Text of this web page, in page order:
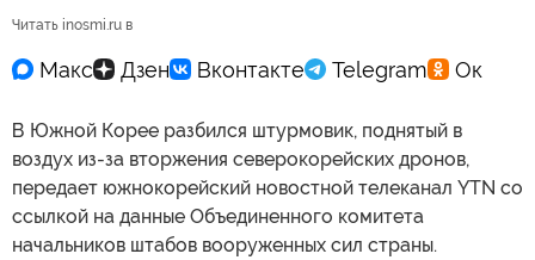
Читать inosmi.ru в
В Южной Корее разбился штурмовик, поднятый в
воздух из-за вторжения северокорейских дронов,
передает южнокорейский новостной телеканал YTN со
ссылкой на данные Объединенного комитета
начальников штабов вооруженных сил страны.